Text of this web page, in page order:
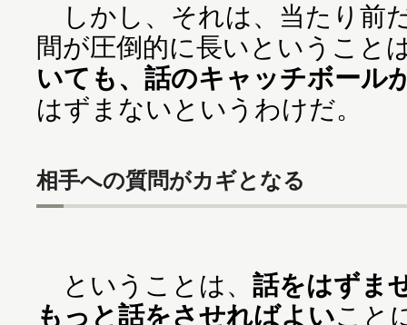
しかし、それは、当たり前
間が圧倒的に長いということ
いても、話のキャッチボール
はずまないというわけだ。
相手への質問がカギとなる
ということは、 話をはずま
もっと話をさせればよいこと